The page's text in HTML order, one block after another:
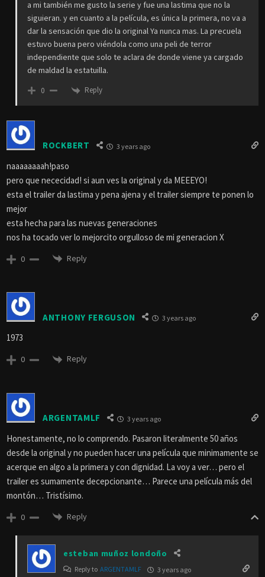
a mi también me gusto la serie y fue una lastima que no la
siguieran. y en cuanto a la película, es única la primera, no va a
dar la sensación que dio la original Ya nunca mas. La precuela
estuvo buena pero viéndola como una peli de terror
independiente que solo te aclara de donde viene ya cargado
de maldad la estatuilla.
0 Reply
ROCKBERT 3 years ago
naaaaaaaah!paso
pero que nececidad! si aun ves la original y da MEEEYO!
esta el trailer da lastima y pena ajena y el trailer siempre te ponen lo
mejor
esta hecha para las nuevas generaciones
nos ha tocado ver lo mejorcito orgulloso de mi generacion X
0 Reply
ANTHONY FERGUSON 3 years ago
1973
0 Reply
ARGENTAMLF 3 years ago
Honestamente, no lo comprendo. Pasaron literalmente 50 años
desde la original y no pueden hacer una película que minimamente se
acerque en algo a la primera y con dignidad. La voy a ver… pero el
trailer es sumamente decepcionante… Parece una película más del
montón… Tristísimo.
0 Reply
esteban muñoz londoño
Reply to ARGENTAMLF 3 years ago